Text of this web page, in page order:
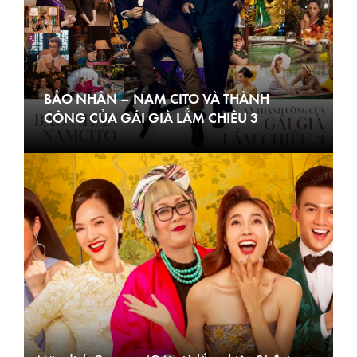
BẢO NHÂN – NAM CITO VÀ THÀNH
CÔNG CỦA GÁI GIÀ LẮM CHIÊU 3